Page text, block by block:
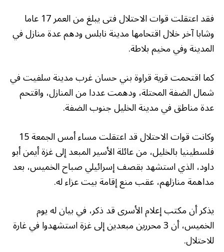
فقد اعتقلت قوات الاحتلال فتى يبلغ من العمر 17 عاما
وشابا آخر خلال اقتحامها مدينة نابلس ودهم عدة منازل في
المدينة وفي مخيم بلاطة.
كما اقتحمت قرية قراوة بني حسان غرب مدينة سلفيت في
شمال الضفة المحتلة، ودهمت عددا من المنازل، واقتحم
عدة مناطق في مدينة الخليل جنوب الضفة.
وكانت قوات الاحتلال قد اعتقلت مساء أمس الجمعة 15
فلسطينيا بالخليل، من عائلة الأسير المبعد إلى غزة أيمن أبو
داود، الذي استشهد بقصف إسرائيلي صباح الخميس، بعد
مداهمة منازلهم، عقب منع إقامة بيت عزاء له.
يذكر أن مكتب إعلام الأسرى قد ذكر، في بيان له يوم
الخميس، أن 3 محررين مبعدين إلى غزة استشهدوا في غارة
للاحتلال.